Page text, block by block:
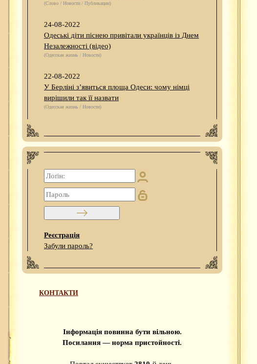
(Слово / Новости / Публикации)
24-08-2022
Одеські діти піснею привітали українців із Днем
Незалежності (відео)
(Одесская жизнь / Новости)
22-08-2022
У Берліні з’явиться площа Одеси: чому німці
вирішили так її назвати
(Одесская жизнь / Новости)
Реєстрація
Забули пароль?
КОНТАКТИ
Інформація повинна бути вільною.
Посилання — норма пристойності.